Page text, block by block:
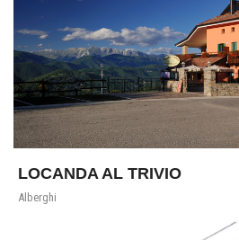
LOCANDA AL TRIVIO
Alberghi